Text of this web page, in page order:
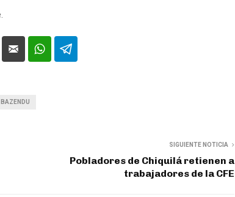
SIGUIENTE NOTICIA
Pobladores de Chiquilá retienen a
trabajadores de la CFE